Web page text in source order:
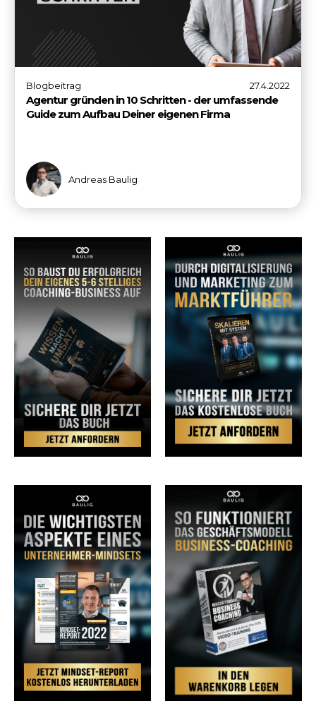
Blogbeitrag 27.4.2022
Agentur gründen in 10 Schritten - der umfassende
Guide zum Aufbau Deiner eigenen Firma
Andreas Baulig